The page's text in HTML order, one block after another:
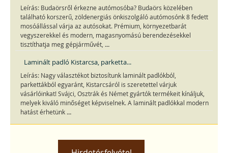
Leírás: Budaörsről érkezne autómosóba? Budaörs közelében
található korszerű, zöldenergiás önkiszolgáló autómosónk 8 fedett
mosóállással várja az autósokat. Prémium, környezetbarát
vegyszerekkel és modern, magasnyomású berendezésekkel
tisztíthatja meg gépjárművét, ...
Laminált padló Kistarcsa, parketta...
Leírás: Nagy választékot biztosítunk laminált padlókból,
parkettákból egyaránt, Kistarcsáról is szeretettel várjuk
vásárlóinkat! Svájci, Osztrák és Német gyártók termékeit kínáljuk,
melyek kiváló minőséget képviselnek. A laminált padlókkal modern
hatást érhetünk ...